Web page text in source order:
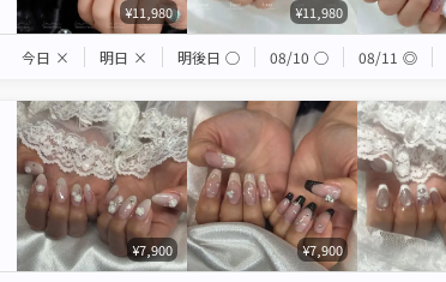
¥11,980 ¥11,980
今日 × 明日 × 明後日 ◯ 08/10 ◯ 08/11 ◎
¥7,900 ¥7,900